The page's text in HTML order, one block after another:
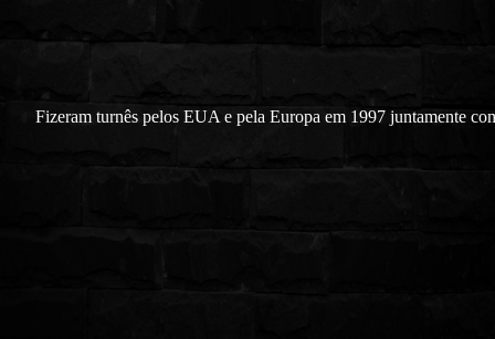
Fizeram turnês pelos EUA e pela Europa em 1997 juntamente